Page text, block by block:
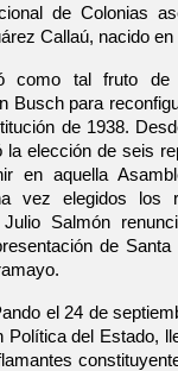
de Colonias
Callaú, nacido
como tal fruto de
Busch para
de 1938.
elección de seis
en aquella
vez elegidos los
Salmón
de
el 24 de
Política del Estado,